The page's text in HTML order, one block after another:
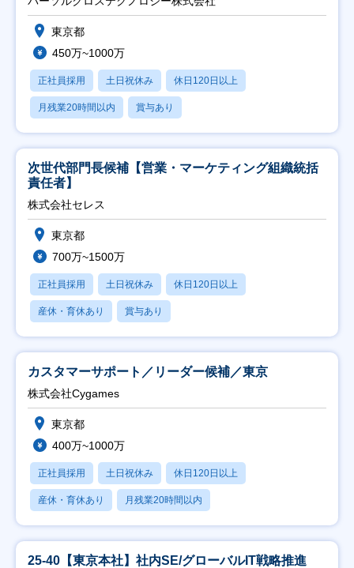
東京都
450万~1000万
正社員採用 土日祝休み 休日120日以上
月残業20時間以内 賞与あり
次世代部門長候補【営業・マーケティング組織統括
責任者】
株式会社セレス
東京都
700万~1500万
正社員採用 土日祝休み 休日120日以上
産休・育休あり 賞与あり
カスタマーサポート／リーダー候補／東京
株式会社Cygames
東京都
400万~1000万
正社員採用 土日祝休み 休日120日以上
産休・育休あり 月残業20時間以内
25-40【東京本社】社内SE/グローバルIT戦略推進